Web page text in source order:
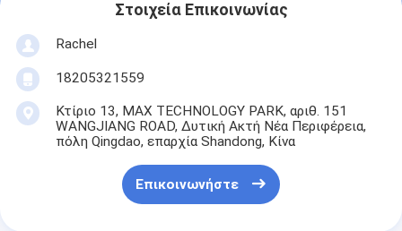
Στοιχεία Επικοινωνίας
Rachel
18205321559
Κτίριο 13, MAX TECHNOLOGY PARK, αριθ. 151
WANGJIANG ROAD, Δυτική Ακτή Νέα Περιφέρεια,
πόλη Qingdao, επαρχία Shandong, Κίνα
Επικοινωνήστε